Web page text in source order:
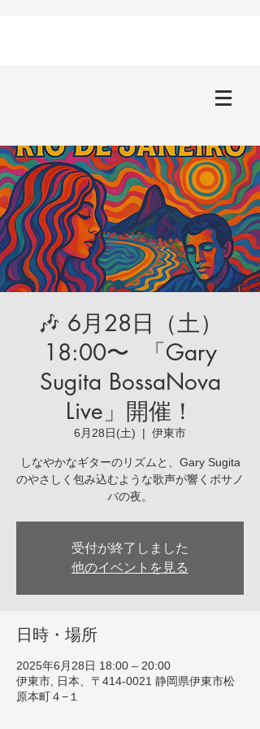
🎶 6月28日（土）
18:00〜 「Gary
Sugita BossaNova
Live」開催！
6月28日(土)
  |
伊東市
しなやかなギターのリズムと、Gary Sugita
のやさしく包み込むような歌声が響くボサノ
バの夜。
受付が終了しました
他のイベントを見る
日時・場所
2025年6月28日 18:00 – 20:00
伊東市, 日本、〒414-0021 静岡県伊東市松
原本町４−１